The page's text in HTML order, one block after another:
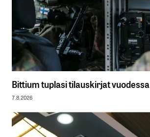
Bittium tuplasi tilauskirjat vuodessa
7.8.2026